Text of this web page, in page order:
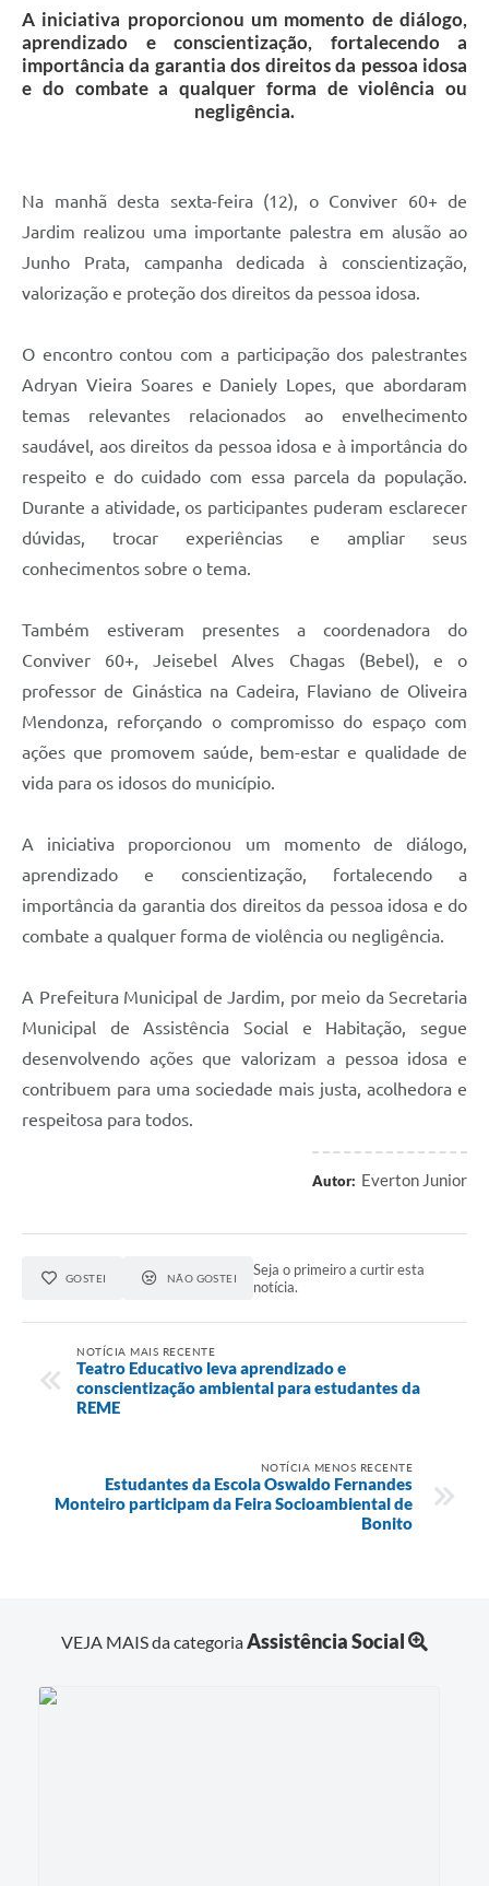
A iniciativa proporcionou um momento de diálogo,
aprendizado e conscientização, fortalecendo a
importância da garantia dos direitos da pessoa idosa
e do combate a qualquer forma de violência ou
negligência.
Na manhã desta sexta-feira (12), o Conviver 60+ de
Jardim realizou uma importante palestra em alusão ao
Junho Prata, campanha dedicada à conscientização,
valorização e proteção dos direitos da pessoa idosa.
O encontro contou com a participação dos palestrantes
Adryan Vieira Soares e Daniely Lopes, que abordaram
temas relevantes relacionados ao envelhecimento
saudável, aos direitos da pessoa idosa e à importância do
respeito e do cuidado com essa parcela da população.
Durante a atividade, os participantes puderam esclarecer
dúvidas, trocar experiências e ampliar seus
conhecimentos sobre o tema.
Também estiveram presentes a coordenadora do
Conviver 60+, Jeisebel Alves Chagas (Bebel), e o
professor de Ginástica na Cadeira, Flaviano de Oliveira
Mendonza, reforçando o compromisso do espaço com
ações que promovem saúde, bem-estar e qualidade de
vida para os idosos do município.
A iniciativa proporcionou um momento de diálogo,
aprendizado e conscientização, fortalecendo a
importância da garantia dos direitos da pessoa idosa e do
combate a qualquer forma de violência ou negligência.
A Prefeitura Municipal de Jardim, por meio da Secretaria
Municipal de Assistência Social e Habitação, segue
desenvolvendo ações que valorizam a pessoa idosa e
contribuem para uma sociedade mais justa, acolhedora e
respeitosa para todos.
Autor: Everton Junior
GOSTEI NÃO GOSTEI
Seja o primeiro a curtir esta
notícia.
NOTÍCIA MAIS RECENTE
Teatro Educativo leva aprendizado e
conscientização ambiental para estudantes da
REME
NOTÍCIA MENOS RECENTE
Estudantes da Escola Oswaldo Fernandes
Monteiro participam da Feira Socioambiental de
Bonito
VEJA MAIS da categoriaAssistência Social